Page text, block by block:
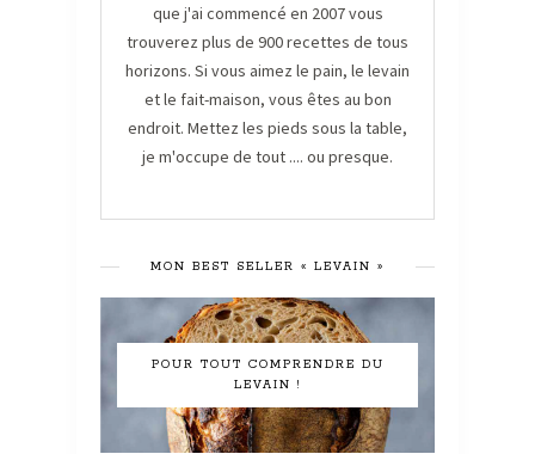
que j'ai commencé en 2007 vous
trouverez plus de 900 recettes de tous
horizons. Si vous aimez le pain, le levain
et le fait-maison, vous êtes au bon
endroit. Mettez les pieds sous la table,
je m'occupe de tout .... ou presque.
MON BEST SELLER « LEVAIN »
POUR TOUT COMPRENDRE DU
LEVAIN !